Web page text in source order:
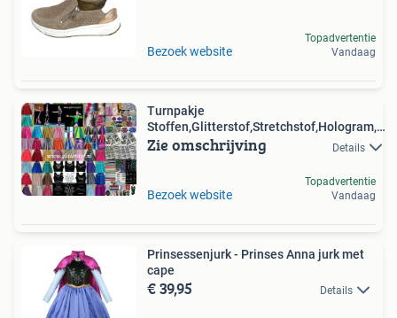
Bezoek website
Topadvertentie
Vandaag
Turnpakje
Stoffen,Glitterstof,Stretchstof,Hologram,4-
Way,
Zie omschrijving Details
Bezoek website
Topadvertentie
Vandaag
Prinsessenjurk - Prinses Anna jurk met
cape
€ 39,95 Details